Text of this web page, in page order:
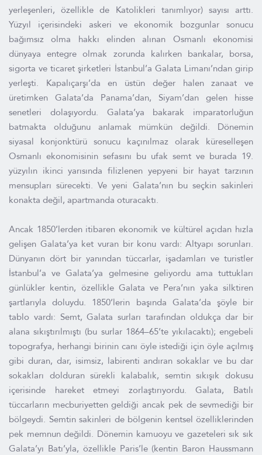
yerleşenleri, özellikle de Katolikleri tanımlıyor) sayısı arttı.
Yüzyıl içerisindeki askeri ve ekonomik bozgunlar sonucu
bağımsız olma hakkı elinden alınan Osmanlı ekonomisi
dünyaya entegre olmak zorunda kalırken bankalar, borsa,
sigorta ve ticaret şirketleri İstanbul’a Galata Limanı’ndan girip
yerleşti. Kapalıçarşı’da en üstün değer halen zanaat ve
üretimken Galata’da Panama’dan, Siyam’dan gelen hisse
senetleri dolaşıyordu. Galata’ya bakarak imparatorluğun
batmakta olduğunu anlamak mümkün değildi. Dönemin
siyasal konjonktürü sonucu kaçınılmaz olarak küreselleşen
Osmanlı ekonomisinin sefasını bu ufak semt ve burada 19.
yüzyılın ikinci yarısında filizlenen yepyeni bir hayat tarzının
mensupları sürecekti. Ve yeni Galata’nın bu seçkin sakinleri
konakta değil, apartmanda oturacaktı.
Ancak 1850’lerden itibaren ekonomik ve kültürel açıdan hızla
gelişen Galata’ya ket vuran bir konu vardı: Altyapı sorunları.
Dünyanın dört bir yanından tüccarlar, işadamları ve turistler
İstanbul’a ve Galata’ya gelmesine geliyordu ama tuttukları
günlükler kentin, özellikle Galata ve Pera’nın yaka silktiren
şartlarıyla doluydu. 1850’lerin başında Galata’da şöyle bir
tablo vardı: Semt, Galata surları tarafından oldukça dar bir
alana sıkıştırılmıştı (bu surlar 1864–65’te yıkılacaktı); engebeli
topografya, herhangi birinin canı öyle istediği için öyle açılmış
gibi duran, dar, isimsiz, labirenti andıran sokaklar ve bu dar
sokakları dolduran sürekli kalabalık, semtin sıkışık dokusu
içerisinde hareket etmeyi zorlaştırıyordu. Galata, Batılı
tüccarların mecburiyetten geldiği ancak pek de sevmediği bir
bölgeydi. Semtin sakinleri de bölgenin kentsel özelliklerinden
pek memnun değildi. Dönemin kamuoyu ve gazeteleri sık sık
Galata’yı Batı’yla, özellikle Paris’le (kentin Baron Haussmann